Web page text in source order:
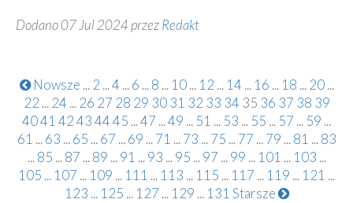
Dodano 07 Jul 2024 przezRedakt
Nowsze ... 2 ...4 ... 6 ... 8 ... 10 ... 12 ... 14 ... 16 ... 18 ... 20 ...
22 ... 24 ... 26 27 28 29 30 31 32 33 34 35 36 37 38 39
4041 42434445 ...47 ...49 ... 51 ... 53 ... 55 ... 57 ... 59 ...
61 ... 63 ... 65 ... 67 ... 69 ... 71 ... 73 ... 75 ... 77 ... 79 ... 81 ... 83
... 85 ... 87 ... 89 ... 91 ... 93 ... 95 ... 97 ... 99 ... 101 ... 103 ...
105 ... 107 ... 109 ... 111 ... 113 ... 115 ... 117 ... 119 ... 121 ...
123 ... 125 ... 127 ... 129 ... 131 Starsze